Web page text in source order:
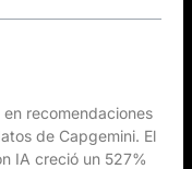
recomendaciones
de Capgemini. El
IA creció un 527%